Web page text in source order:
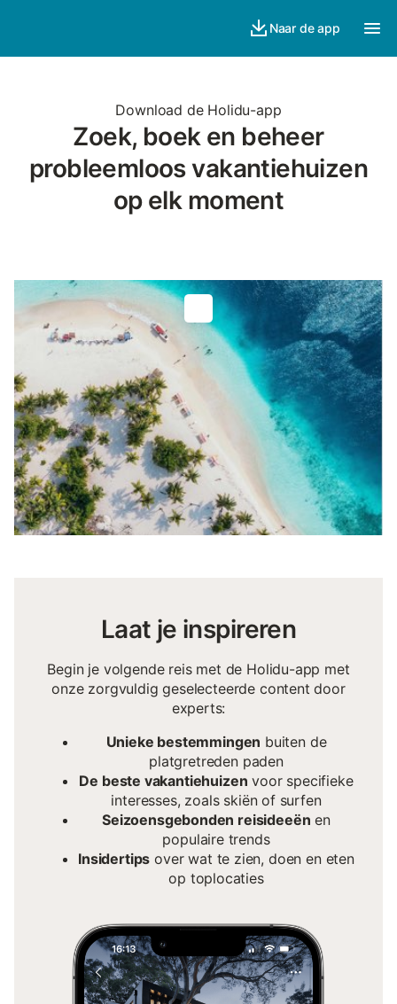
Naar de app
Download de Holidu-app
Zoek, boek en beheer
probleemloos vakantiehuizen
op elk moment
Laat je inspireren
Begin je volgende reis met de Holidu-app met
onze zorgvuldig geselecteerde content door
experts:
Unieke bestemmingen buiten de
platgretreden paden
De beste vakantiehuizen voor specifieke
interesses, zoals skiën of surfen
Seizoensgebonden reisideeën en
populaire trends
Insidertips over wat te zien, doen en eten
op toplocaties